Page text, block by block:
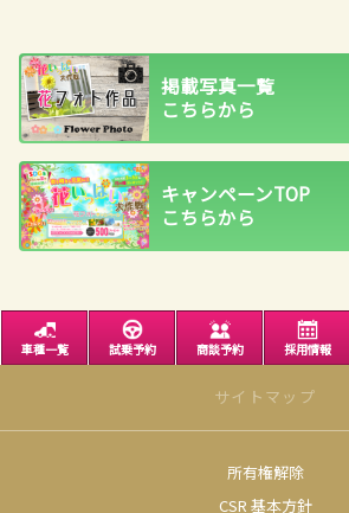
掲載写真一覧
こちらから
キャンペーンTOP
こちらから
車種一覧 試乗予約 商談予約 採用情報
サイトマップ
所有権解除
CSR 基本方針